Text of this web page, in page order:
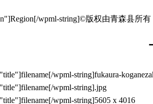
©版权由青森县所有
fukaura-
.jpg
5605 x 4016